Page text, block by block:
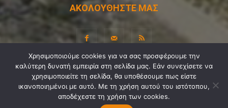
ΑΚΟΛΟΥΘΗΣΤΕ ΜΑΣ
Διαύγεια Λίγα Λόγια για Εμάς
Επικοινωνία
Όροι Χρήσης
Προσωπικά Δεδομένα
Sitemap
Ψηφοφορίες
Χρησιμοποιούμε cookies για να σας προσφέρουμε την
καλύτερη δυνατή εμπειρία στη σελίδα μας. Εάν συνεχίσετε να
χρησιμοποιείτε τη σελίδα, θα υποθέσουμε πως είστε
ικανοποιημένοι με αυτό. Με τη χρήση αυτού του ιστότοπου,
αποδέχεστε τη χρήση των cookies.